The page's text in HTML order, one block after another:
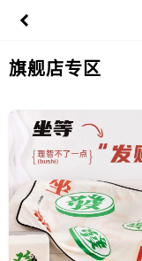
旗舰店专区